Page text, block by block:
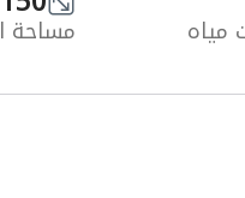
مياه مساحة